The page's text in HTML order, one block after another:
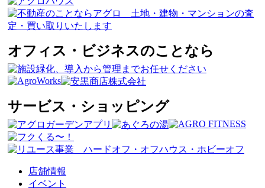
オフィス・ビジネスのことなら
サービス・ショッピング
店舗情報
イベント